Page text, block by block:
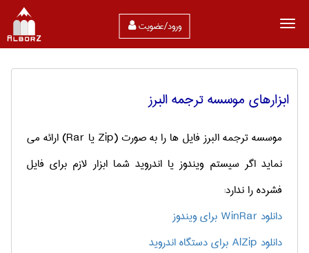
ورود/عضویت
ابزارهای موسسه ترجمه البرز
موسسه ترجمه البرز فایل ها را به صورت (Zip یا Rar) ارائه می
نماید اگر سیستم ویندوز یا اندروید شما ابزار لازم برای فایل
فشرده را ندارد:
دانلود WinRar برای ویندوز
دانلود AlZip برای دستگاه اندروید